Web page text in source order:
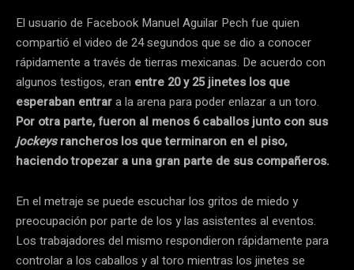
El usuario de Facebook Manuel Aguilar Pech fue quien
compartió el video de 24 segundos que se dio a conocer
rápidamente a través de tierras mexicanas. De acuerdo con
algunos testigos, eran entre 20 y 25 jinetes los que
esperaban entrara la arena para poder enlazar a un toro.
Por otra parte, fueron al menos 6 caballos junto con sus
jockeysrancheros los que terminaron en el piso,
haciendo tropezar a una gran parte de sus compañeros.
En el metraje se puede escuchar los gritos de miedo y
preocupación por parte de los y las asistentes al eventos.
Los trabajadores del mismo respondieron rápidamente para
controlar a los caballos y al toro mientras los jinetes se